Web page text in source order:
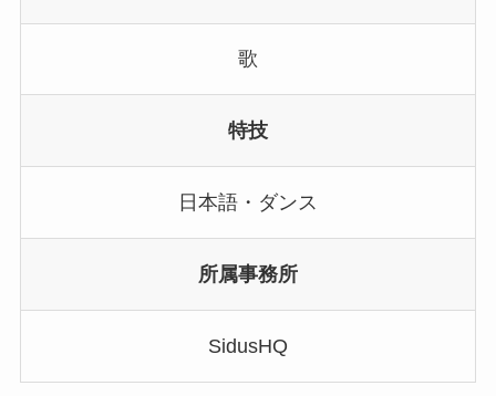
歌
特技
日本語・ダンス
所属事務所
SidusHQ